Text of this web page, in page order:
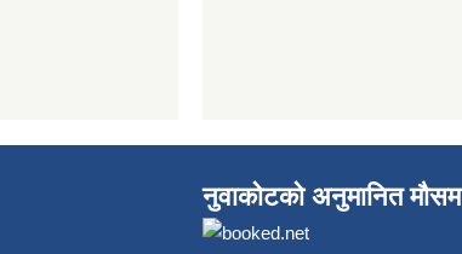
नुवाकोटको अनुमानित मौसम